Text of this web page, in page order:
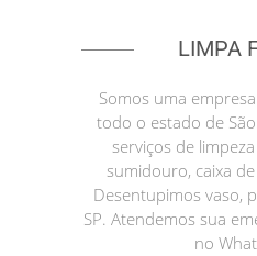
LIMPA
Somos uma
todo o estado de
serviços de
sumidouro, caixa
Desentupimos vaso,
SP. Atendemos sua
no